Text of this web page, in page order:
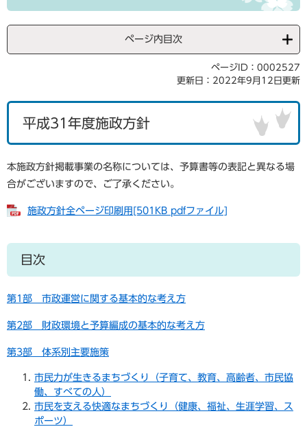
ページ内目次
ページID：0002527
更新日：2022年9月12日更新
平成31年度施政方針
本施政方針掲載事業の名称については、予算書等の表記と異なる場
合がございますので、ご了承ください。
施政方針全ページ印刷用[501KB pdfファイル]
目次
第1部 市政運営に関する基本的な考え方
第2部 財政環境と予算編成の基本的な考え方
第3部 体系別主要施策
市民力が生きるまちづくり（子育て、教育、高齢者、市民協
働、すべての人）
市民を支える快適なまちづくり（健康、福祉、生涯学習、ス
ポーツ）